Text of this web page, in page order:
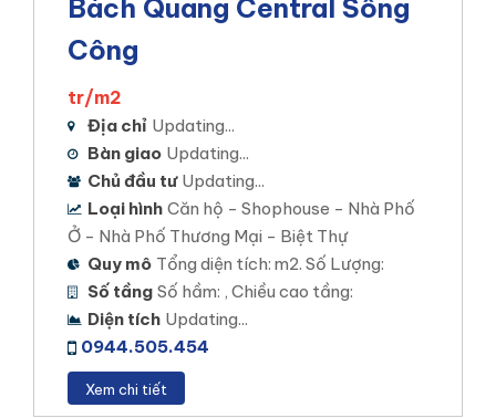
Bách Quang Central Sông
Công
tr/m2
Địa chỉ Updating...
Bàn giao Updating...
Chủ đầu tư Updating...
Loại hình Căn hộ - Shophouse - Nhà Phố
Ở - Nhà Phố Thương Mại - Biệt Thự
Quy mô Tổng diện tích: m2. Số Lượng:
Số tầng Số hầm: , Chiều cao tầng:
Diện tích Updating...
0944.505.454
Xem chi tiết